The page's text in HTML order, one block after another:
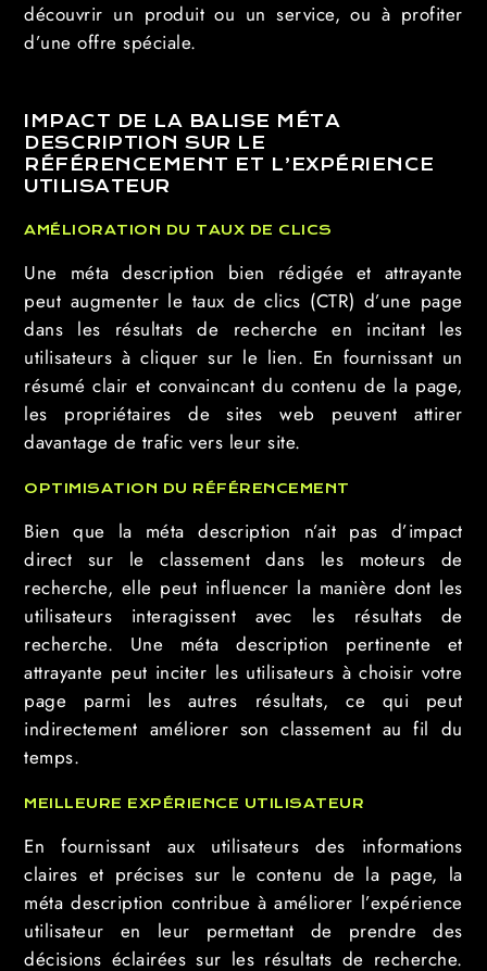
découvrir un produit ou un service, ou à profiter
d’une offre spéciale.
IMPACT DE LA BALISE MÉTA
DESCRIPTION SUR LE
RÉFÉRENCEMENT ET L’EXPÉRIENCE
UTILISATEUR
AMÉLIORATION DU TAUX DE CLICS
Une méta description bien rédigée et attrayante
peut augmenter le taux de clics (CTR) d’une page
dans les résultats de recherche en incitant les
utilisateurs à cliquer sur le lien. En fournissant un
résumé clair et convaincant du contenu de la page,
les propriétaires de sites web peuvent attirer
davantage de trafic vers leur site.
OPTIMISATION DU RÉFÉRENCEMENT
Bien que la méta description n’ait pas d’impact
direct sur le classement dans les moteurs de
recherche, elle peut influencer la manière dont les
utilisateurs interagissent avec les résultats de
recherche. Une méta description pertinente et
attrayante peut inciter les utilisateurs à choisir votre
page parmi les autres résultats, ce qui peut
indirectement améliorer son classement au fil du
temps.
MEILLEURE EXPÉRIENCE UTILISATEUR
En fournissant aux utilisateurs des informations
claires et précises sur le contenu de la page, la
méta description contribue à améliorer l’expérience
utilisateur en leur permettant de prendre des
décisions éclairées sur les résultats de recherche.